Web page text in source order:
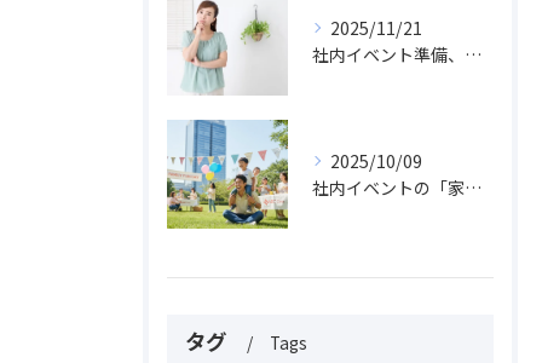
2025/11/21
社内イベント準備、片手間では絶対に失敗する理由
2025/10/09
社内イベントの「家族参加」費用、福利厚生費でOK？課税リスクと経費処理の落とし穴を解説！
タグ Tags